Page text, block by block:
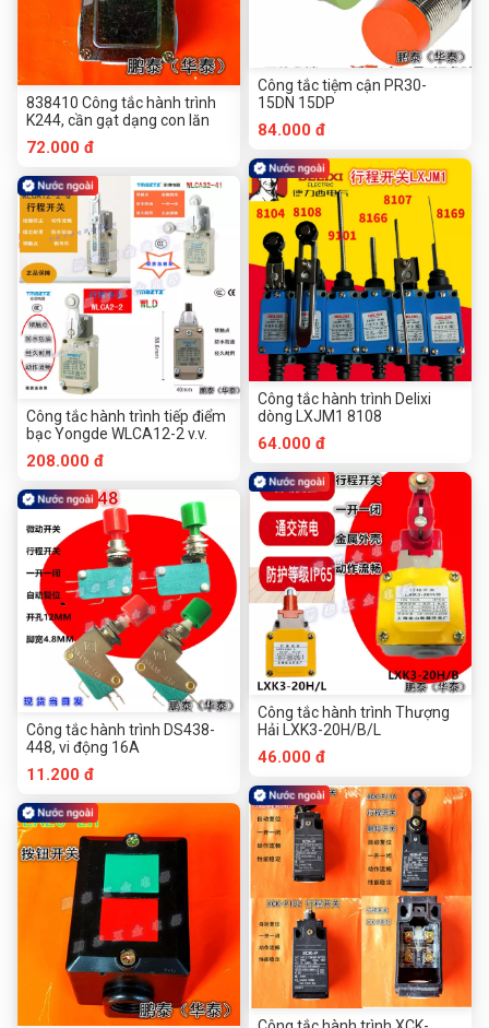
838410 Công tắc hành trình
K244, cần gạt dạng con lăn
72.000 đ
Công tắc hành trình tiếp điểm
bạc Yongde WLCA12-2 v.v.
208.000 đ
Công tắc hành trình DS438-
448, vi động 16A
11.200 đ
Công tắc tiệm cận PR30-
15DN 15DP
84.000 đ
Công tắc hành trình Delixi
dòng LXJM1 8108
64.000 đ
Công tắc hành trình Thượng
Hải LXK3-20H/B/L
46.000 đ